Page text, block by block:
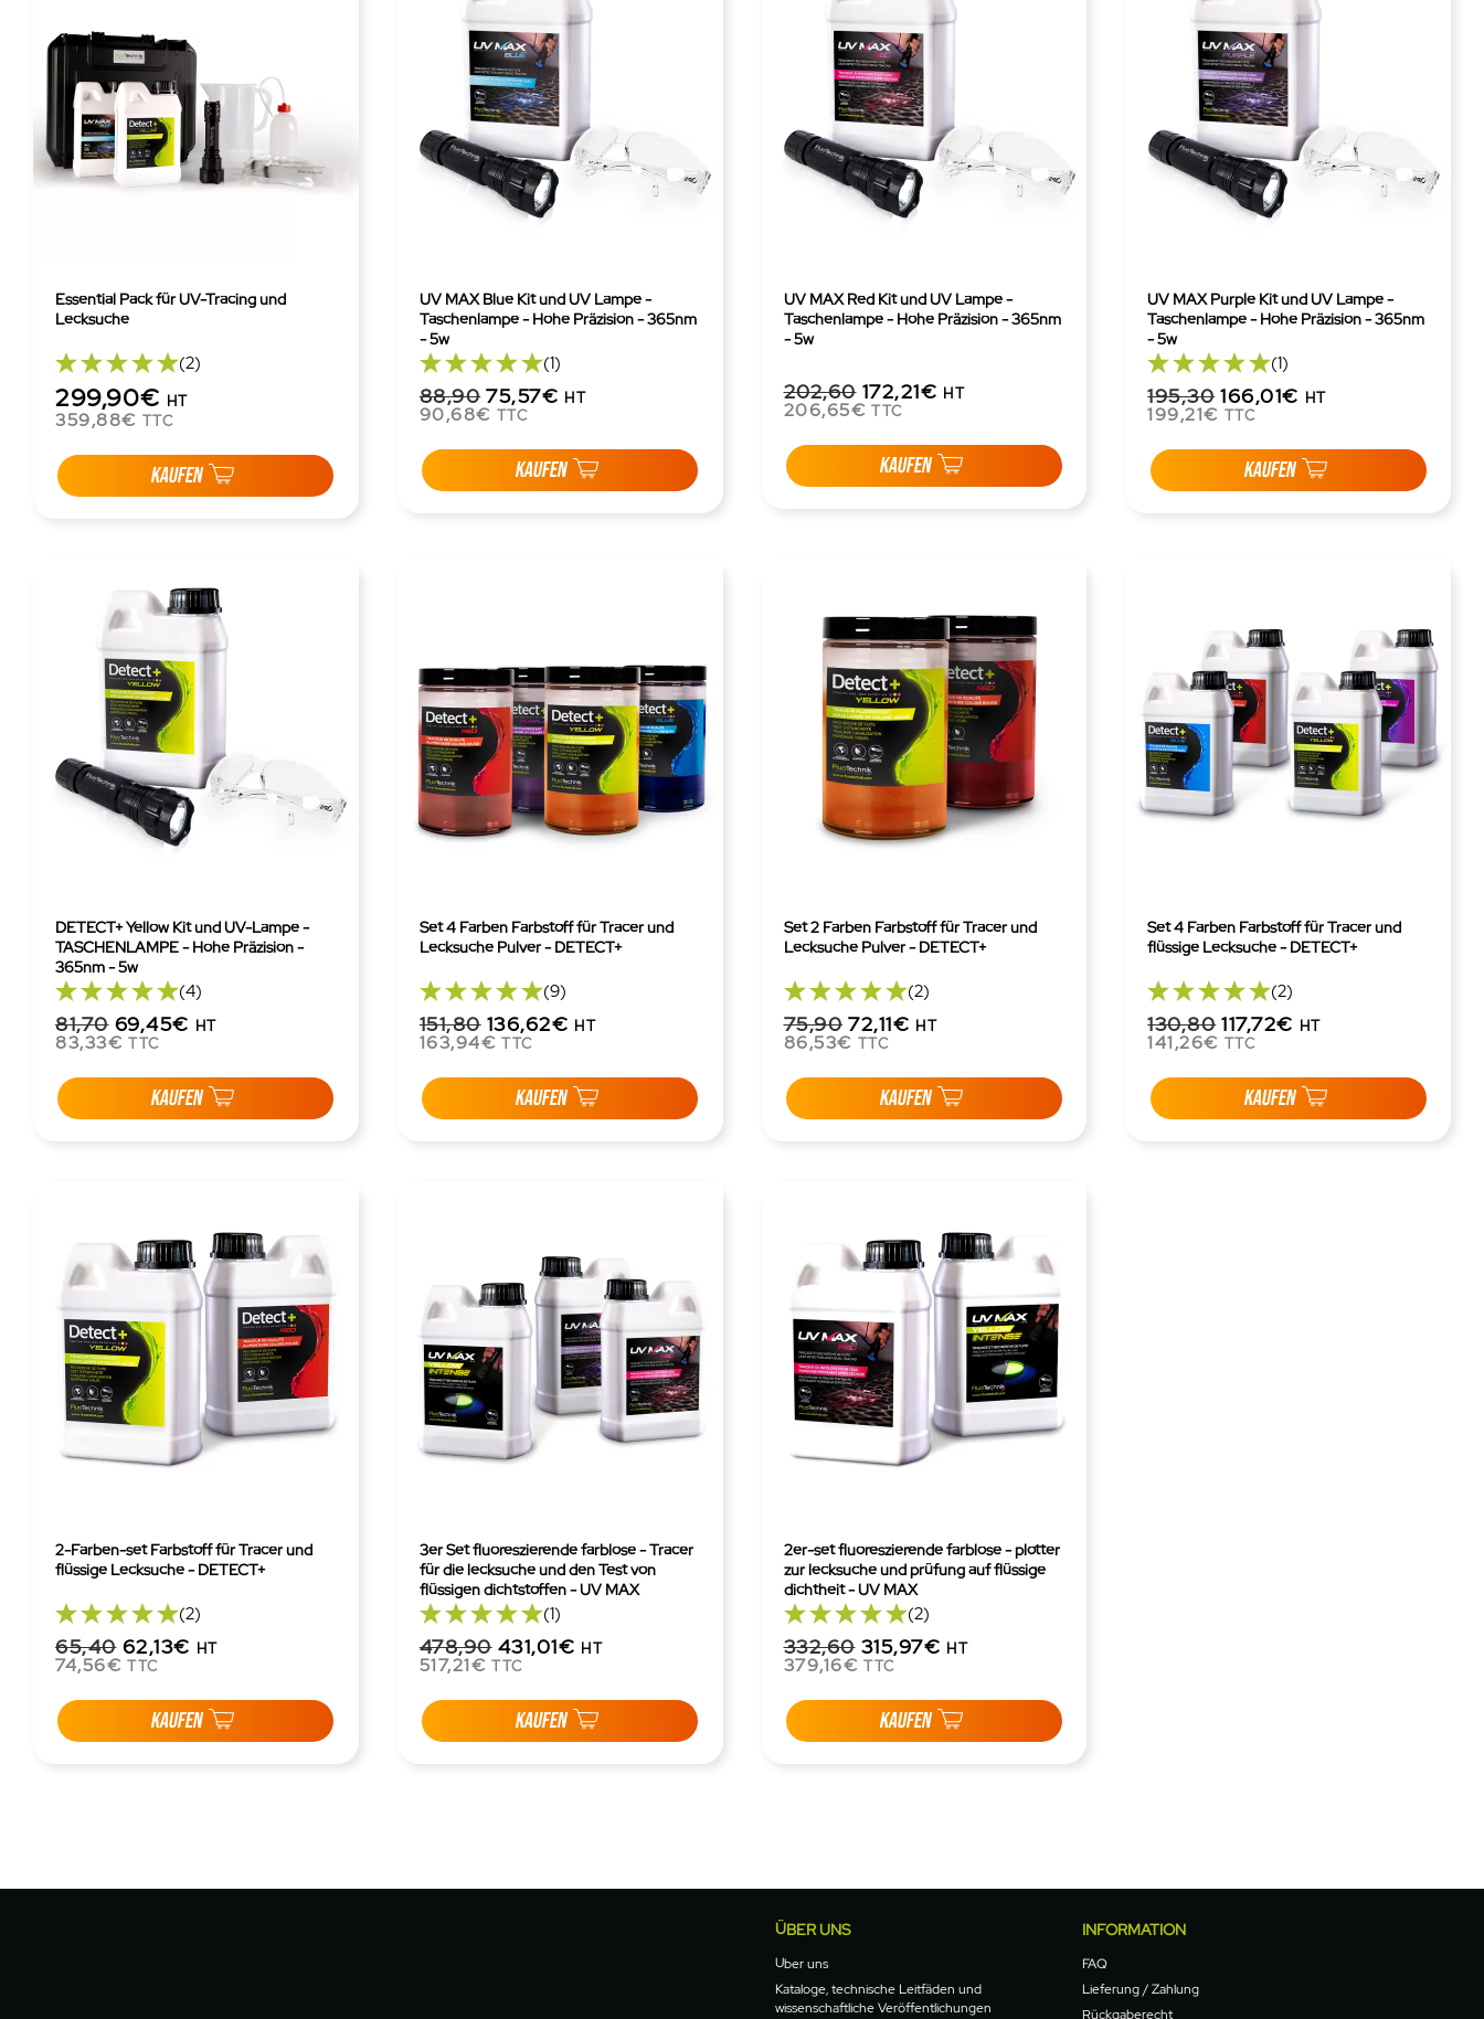
Essential Pack für UV-Tracing und
Lecksuche
(2)
299,90€ HT
359,88€ TTC
KAUFEN
UV MAX Blue Kit und UV Lampe -
Taschenlampe - Hohe Präzision - 365nm
- 5w
(1)
88,90 75,57€ HT
90,68€ TTC
KAUFEN
UV MAX Red Kit und UV Lampe -
Taschenlampe - Hohe Präzision - 365nm
- 5w
202,60 172,21€ HT
206,65€ TTC
KAUFEN
UV MAX Purple Kit und UV Lampe -
Taschenlampe - Hohe Präzision - 365nm
- 5w
(1)
195,30 166,01€ HT
199,21€ TTC
KAUFEN
DETECT+ Yellow Kit und UV-Lampe -
TASCHENLAMPE - Hohe Präzision -
365nm - 5w
(4)
81,70 69,45€ HT
83,33€ TTC
KAUFEN
Set 4 Farben Farbstoff für Tracer und
Lecksuche Pulver - DETECT+
(9)
151,80 136,62€ HT
163,94€ TTC
KAUFEN
Set 2 Farben Farbstoff für Tracer und
Lecksuche Pulver - DETECT+
(2)
75,90 72,11€ HT
86,53€ TTC
KAUFEN
Set 4 Farben Farbstoff für Tracer und
flüssige Lecksuche - DETECT+
(2)
130,80 117,72€ HT
141,26€ TTC
KAUFEN
2-Farben-set Farbstoff für Tracer und
flüssige Lecksuche - DETECT+
(2)
65,40 62,13€ HT
74,56€ TTC
KAUFEN
3er Set fluoreszierende farblose - Tracer
für die lecksuche und den Test von
flüssigen dichtstoffen - UV MAX
(1)
478,90 431,01€ HT
517,21€ TTC
KAUFEN
2er-set fluoreszierende farblose - plotter
zur lecksuche und prüfung auf flüssige
dichtheit - UV MAX
(2)
332,60 315,97€ HT
379,16€ TTC
KAUFEN
ÜBER UNS
Über uns
Kataloge, technische Leitfäden und
wissenschaftliche Veröffentlichungen
INFORMATION
FAQ
Lieferung / Zahlung
Rückgaberecht